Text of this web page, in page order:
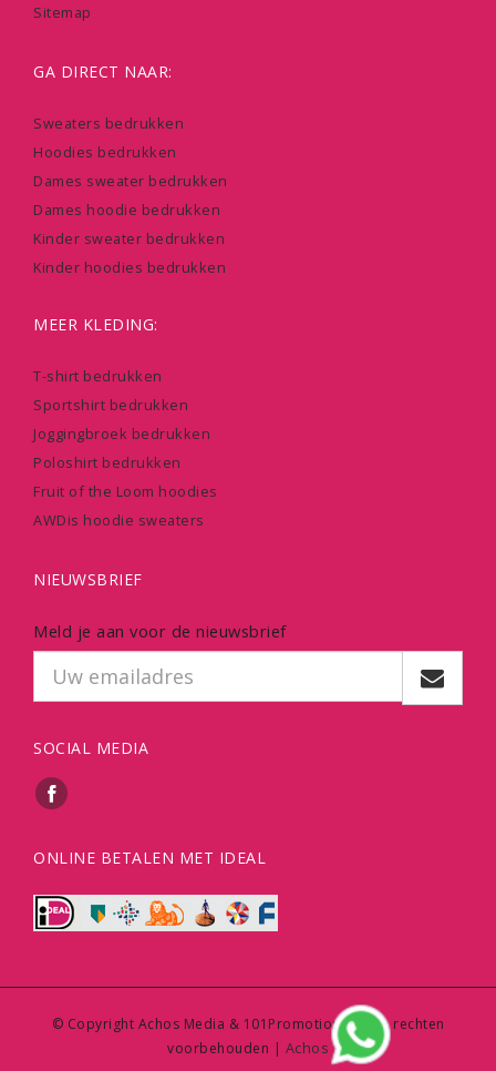
Sitemap
GA DIRECT NAAR:
Sweaters bedrukken
Hoodies bedrukken
Dames sweater bedrukken
Dames hoodie bedrukken
Kinder sweater bedrukken
Kinder hoodies bedrukken
MEER KLEDING:
T-shirt bedrukken
Sportshirt bedrukken
Joggingbroek bedrukken
Poloshirt bedrukken
Fruit of the Loom hoodies
AWDis hoodie sweaters
NIEUWSBRIEF
Meld je aan voor de nieuwsbrief
SOCIAL MEDIA
ONLINE BETALEN MET IDEAL
© Copyright Achos Media & 101Promotions | Alle rechten
voorbehouden | Achos